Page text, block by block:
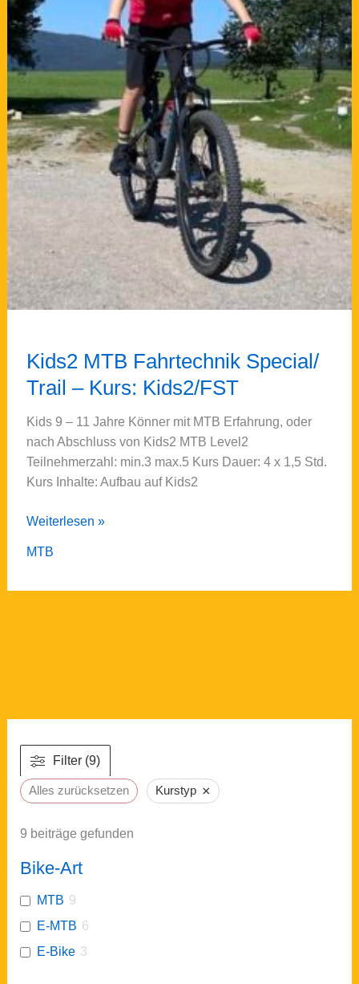
Filter (9)
Alles zurücksetzen Kurstyp ×
9 beiträge gefunden
Bike-Art
MTB 9
E-MTB 6
E-Bike 3
Kids2 MTB Fahrtechnik Special/
Trail – Kurs: Kids2/FST
Kids 9 – 11 Jahre Könner mit MTB Erfahrung, oder
nach Abschluss von Kids2 MTB Level2
Teilnehmerzahl: min.3 max.5 Kurs Dauer: 4 x 1,5 Std.
Kurs Inhalte: Aufbau auf Kids2
Kids2
Fahrtechnik
Weiterlesen »
MTB